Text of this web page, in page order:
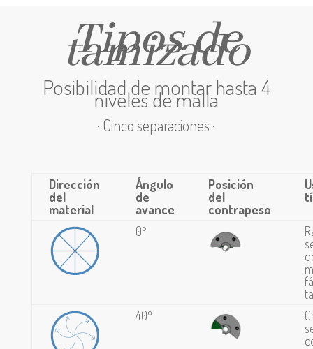
Tipos de
tamizado
Posibilidad de montar hasta 4
niveles de malla
· Cinco separaciones ·
Dirección
del
material
Ángulo
de
avance
Posición
del
contrapeso
0º
40º